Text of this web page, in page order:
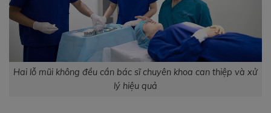
Hai lỗ mũi không đều cần bác sĩ chuyên khoa can thiệp và xử
lý hiệu quả